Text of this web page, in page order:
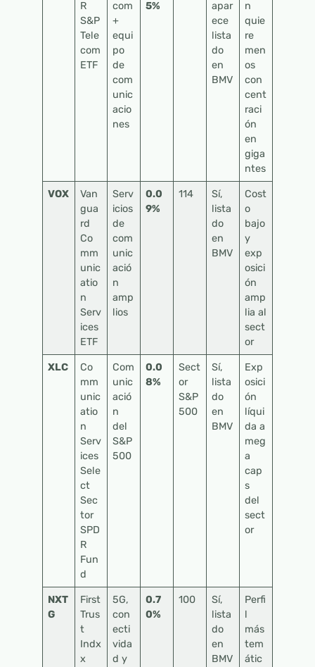
R
S&P
Tele
com
ETF
com
+
equi
po
de
com
unic
acio
nes
5%
apar
ece
lista
do
en
BMV
n
quie
re
men
os
con
cent
raci
ón
en
giga
ntes
VOX
Van
gua
rd
Co
mm
unic
atio
n
Serv
ices
ETF
Serv
icios
de
com
unic
ació
n
amp
lios
0.0
9%
114
Sí,
lista
do
en
BMV
Cost
o
bajo
y
exp
osici
ón
amp
lia al
sect
or
XLC
Co
mm
unic
atio
n
Serv
ices
Sele
ct
Sec
tor
SPD
R
Fun
d
Com
unic
ació
n
del
S&P
500
0.0
8%
Sect
or
S&P
500
Sí,
lista
do
en
BMV
Exp
osici
ón
líqui
da a
meg
a
cap
s
del
sect
or
NXT
G
First
Trus
t
Indx
x
5G,
con
ecti
vida
d y
0.7
0%
100
Sí,
lista
do
en
BMV
Perfi
l
más
tem
átic